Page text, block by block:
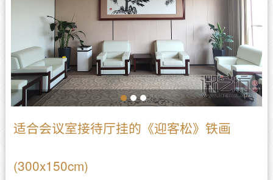
适合会议室接待厅挂的《迎客松》铁画
(300x150cm)